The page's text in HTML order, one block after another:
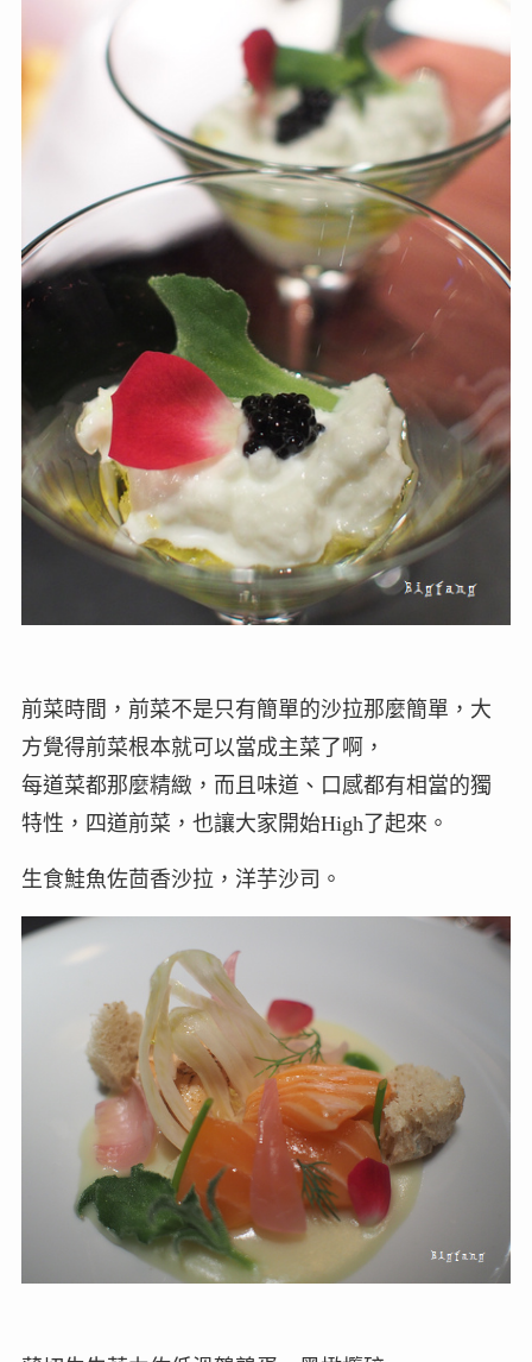
前菜時間，前菜不是只有簡單的沙拉那麼簡單，大
方覺得前菜根本就可以當成主菜了啊，
每道菜都那麼精緻，而且味道、口感都有相當的獨
特性，四道前菜，也讓大家開始High了起來。
生食鮭魚佐茴香沙拉，洋芋沙司。